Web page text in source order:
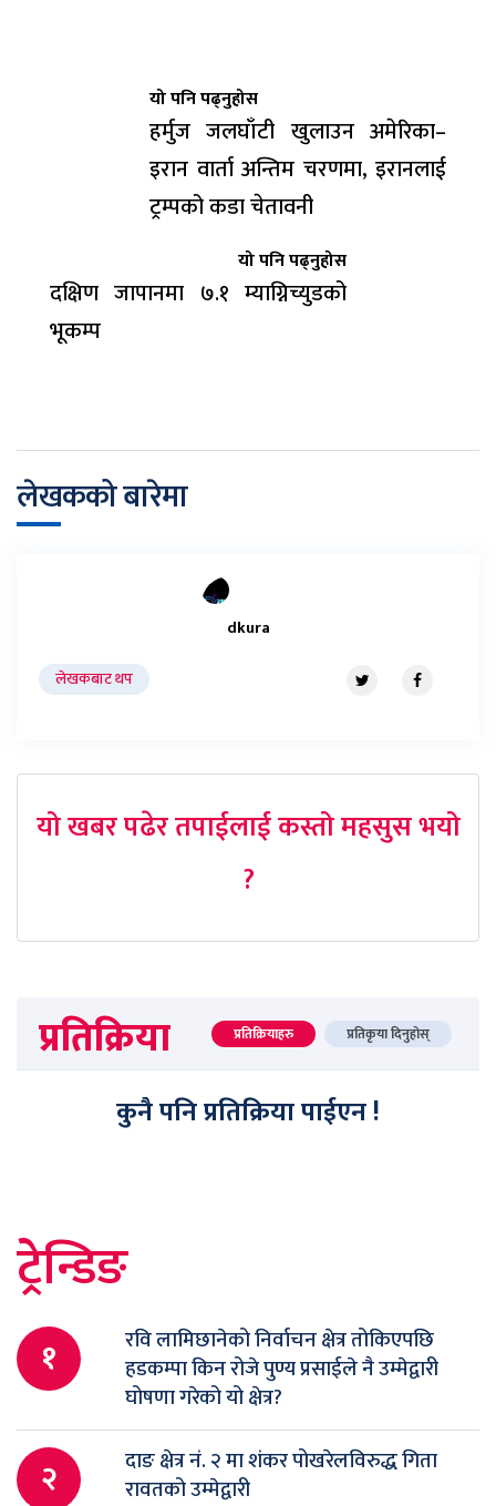
यो पनि पढ्नुहोस
हर्मुज जलघाँटी खुलाउन अमेरिका–
इरान वार्ता अन्तिम चरणमा, इरानलाई
ट्रम्पको कडा चेतावनी
यो पनि पढ्नुहोस
दक्षिण जापानमा ७.१ म्याग्निच्युडको
भूकम्प
लेखकको बारेमा
dkura
लेखकबाट थप
यो खबर पढेर तपाईलाई कस्तो महसुस भयो
?
प्रतिक्रिया प्रतिक्रियाहरु प्रतिकृया दिनुहोस्
कुनै पनि प्रतिक्रिया पाईएन !
ट्रेन्डिङ
१
रवि लामिछानेको निर्वाचन क्षेत्र तोकिएपछि
हडकम्पा किन रोजे पुण्य प्रसाईले नै उम्मेद्वारी
घोषणा गरेको यो क्षेत्र?
२
दाङ क्षेत्र नं. २ मा शंकर पोखरेलविरुद्ध गिता
रावतको उम्मेद्वारी